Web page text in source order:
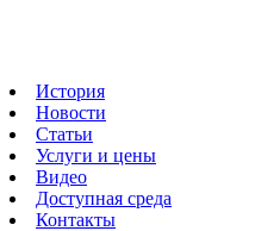
История
Новости
Статьи
Услуги и цены
Видео
Доступная среда
Контакты